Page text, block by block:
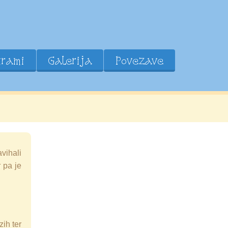
Galerija Povezave
pa je
ter